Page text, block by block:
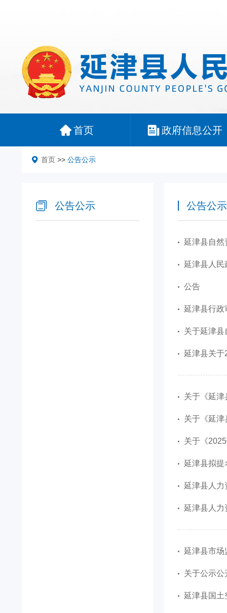
首页 政府信息公开
首页 >> 公告公示
公告公示 公告公示
延津县自然
延津县人民
公告
延津县行政
关于延津
延津县关于
关于《延
关于《延
关于《
延津县拟提
延津县人力
延津县人力
延津县市场
关于公示
延津县国土